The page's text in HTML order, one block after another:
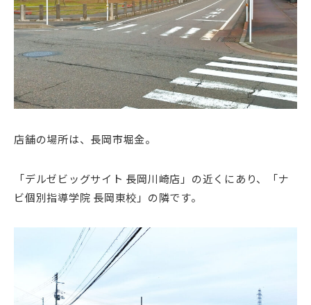
店舗の場所は、長岡市堀金。
「デルゼビッグサイト 長岡川崎店」の近くにあり、「ナ
ビ個別指導学院 長岡東校」の隣です。